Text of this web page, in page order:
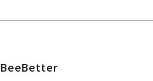
BeeBetter